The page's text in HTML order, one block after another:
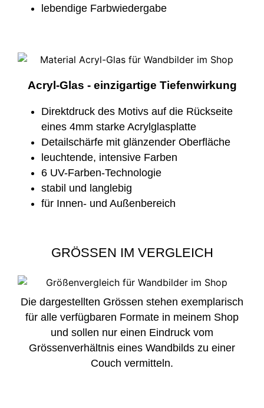
lebendige Farbwiedergabe
Acryl-Glas - einzigartige Tiefenwirkung
Direktdruck des Motivs auf die Rückseite
eines 4mm starke Acrylglasplatte
Detailschärfe mit glänzender Oberfläche
leuchtende, intensive Farben
6 UV-Farben-Technologie
stabil und langlebig
für Innen- und Außenbereich
GRÖSSEN IM VERGLEICH
Die dargestellten Grössen stehen exemplarisch
für alle verfügbaren Formate in meinem Shop
und sollen nur einen Eindruck vom
Grössenverhältnis eines Wandbilds zu einer
Couch vermitteln.